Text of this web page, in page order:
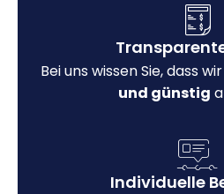
Bei uns wissen Sie, dass wir
und günstig
Individuelle